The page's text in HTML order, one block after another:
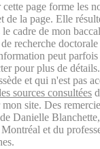
page forme les
de la page. Elle
cadre de mon
recherche doctorale
peut parfois
pour plus de
et qui n'est pas
sources consultées
site. Des
Danielle
et du